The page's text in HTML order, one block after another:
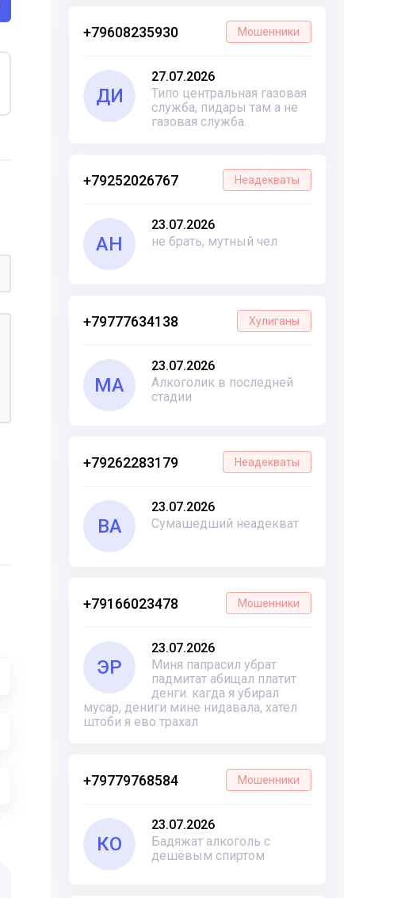
+79608235930 Мошенники
ДИ
27.07.2026
Типо центральная газовая
служба, пидары там а не
газовая служба.
+79252026767 Неадекваты
АН
23.07.2026
не брать, мутный чел
+79777634138 Хулиганы
МА
23.07.2026
Алкоголик в последней
стадии
+79262283179 Неадекваты
ВА
23.07.2026
Сумашедший неадекват
+79166023478 Мошенники
ЭР
23.07.2026
Миня папрасил убрат
падмитат абищал платит
денги. кагда я убирал
мусар, дениги мине нидавала, хател
штоби я ево трахал
+79779768584 Мошенники
КО
23.07.2026
Бадяжат алкоголь с
дешёвым спиртом